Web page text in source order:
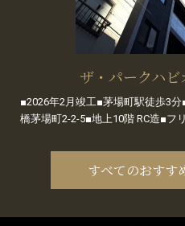
ザ・パークハ
■2026年2月竣工■茅場町駅徒歩3
橋茅場町2-2-5■地上10階 RC造■フ
すべてのおすす